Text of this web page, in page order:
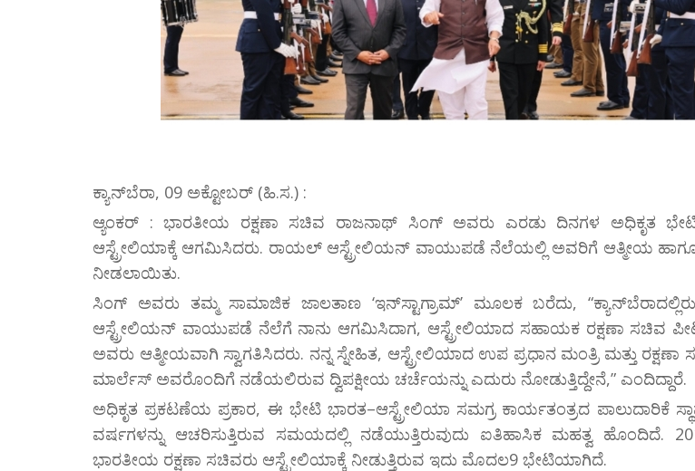
ಕ್ಯಾನ್‌ಬೆರಾ, 09 ಅಕ್ಟೋಬರ್ (ಹಿ.ಸ.) :
ಆ್ಯಂಕರ್ : ಭಾರತೀಯ ರಕ್ಷಣಾ ಸಚಿವ ರಾಜನಾಥ್ ಸಿಂಗ್ ಅವರು ಎರಡು ದಿನಗಳ ಅಧಿಕೃತ
ಆಸ್ಟ್ರೇಲಿಯಾಕ್ಕೆ ಆಗಮಿಸಿದರು. ರಾಯಲ್ ಆಸ್ಟ್ರೇಲಿಯನ್ ವಾಯುಪಡೆ ನೆಲೆಯಲ್ಲಿ ಅವರಿಗೆ ಆತ್ಮೀಯ ಹಾಗೂ
ನೀಡಲಾಯಿತು.
ಸಿಂಗ್ ಅವರು ತಮ್ಮ ಸಾಮಾಜಿಕ ಜಾಲತಾಣ ‘ಇನ್‌ಸ್ಟಾಗ್ರಾಮ್’ ಮೂಲಕ ಬರೆದು,
ಆಸ್ಟ್ರೇಲಿಯನ್ ವಾಯುಪಡೆ ನೆಲೆಗೆ ನಾನು ಆಗಮಿಸಿದಾಗ, ಆಸ್ಟ್ರೇಲಿಯಾದ ಸಹಾಯಕ ರಕ್ಷಣಾ ಸಚಿವ
ಅವರು ಆತ್ಮೀಯವಾಗಿ ಸ್ವಾಗತಿಸಿದರು. ನನ್ನ ಸ್ನೇಹಿತ, ಆಸ್ಟ್ರೇಲಿಯಾದ ಉಪ ಪ್ರಧಾನ ಮಂತ್ರಿ ಮತ್ತು
ಮಾರ್ಲೆಸ್ ಅವರೊಂದಿಗೆ ನಡೆಯಲಿರುವ ದ್ವಿಪಕ್ಷೀಯ ಚರ್ಚೆಯನ್ನು ಎದುರು ನೋಡುತ್ತಿದ್ದೇನೆ,” ಎಂದಿದ್ದಾರೆ.
ಅಧಿಕೃತ ಪ್ರಕಟಣೆಯ ಪ್ರಕಾರ, ಈ ಭೇಟಿ ಭಾರತ–ಆಸ್ಟ್ರೇಲಿಯಾ ಸಮಗ್ರ ಕಾರ್ಯತಂತ್ರದ ಪಾಲುದಾರಿಕೆ
ವರ್ಷಗಳನ್ನು ಆಚರಿಸುತ್ತಿರುವ ಸಮಯದಲ್ಲಿ ನಡೆಯುತ್ತಿರುವುದು ಐತಿಹಾಸಿಕ ಮಹತ್ವ ಹೊಂದಿದೆ.
ಭಾರತೀಯ ರಕ್ಷಣಾ ಸಚಿವರು ಆಸ್ಟ್ರೇಲಿಯಾಕ್ಕೆ ನೀಡುತ್ತಿರುವ ಇದು ಮೊದಲ9 ಭೇಟಿಯಾಗಿದೆ.